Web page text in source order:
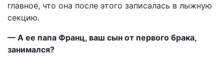
главное, что она после этого записалась в лыжную
секцию.
— А ее папа Франц, ваш сын от первого брака,
занимался?